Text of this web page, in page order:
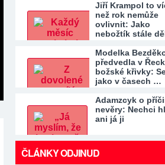
Jiří Krampol to
než rok nemůže
ovlivnit: Jako
nebožtík stále
Modelka
předvedla v
božské křivky:
jako v časech …
Adamzcyk o
nevěry: Nechci
ani já ji
ČLÁNKY ODJINUD